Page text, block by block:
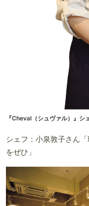
『Cheval（シュヴァル）』
シェフ：小泉敦子さん
をぜひ」